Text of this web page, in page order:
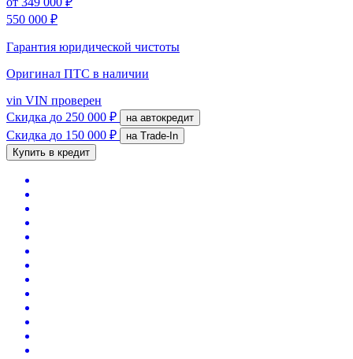
550 000 ₽
Гарантия юридической чистоты
Оригинал ПТС в наличии
vin VIN проверен
Скидка до 250 000 ₽ на автокредит
Скидка до 150 000 ₽
на Trade-In
Купить в кредит